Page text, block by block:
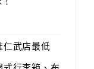
仁武店最低